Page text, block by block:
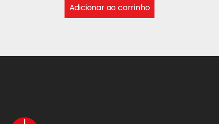
Adicionar ao carrinho